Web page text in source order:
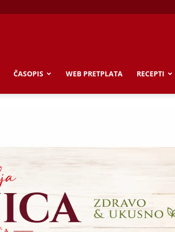
ČASOPIS WEB PRETPLATA RECEPTI